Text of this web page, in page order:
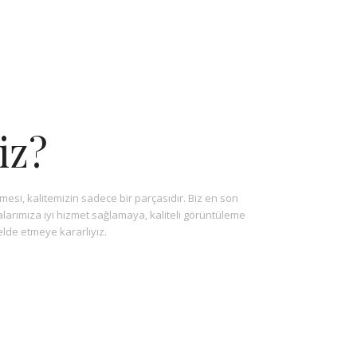
kalitemizin sadece bir parçasıdır. Biz en son
iyi hizmet sağlamaya, kaliteli görüntüleme
etmeye kararlıyız.